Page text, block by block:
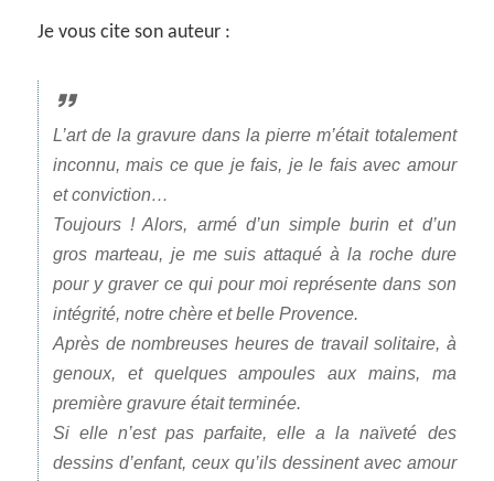
Je vous cite son auteur :
L’art de la gravure dans la pierre m’était totalement
inconnu, mais ce que je fais, je le fais avec amour
et conviction…
Toujours ! Alors, armé d’un simple burin et d’un
gros marteau, je me suis attaqué à la roche dure
pour y graver ce qui pour moi représente dans son
intégrité, notre chère et belle Provence.
Après de nombreuses heures de travail solitaire, à
genoux, et quelques ampoules aux mains, ma
première gravure était terminée.
Si elle n’est pas parfaite, elle a la naïveté des
dessins d’enfant, ceux qu’ils dessinent avec amour